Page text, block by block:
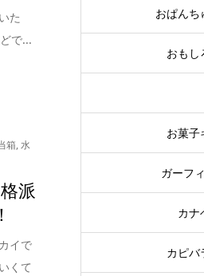
た
で...
箱,水
派
イで
くて
おぱんち
おもし
お菓子
ガーフ
カナ
カピバ